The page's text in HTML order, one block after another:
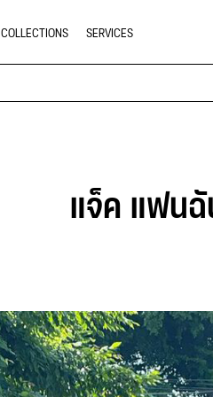
COLLECTIONS SERVICES
แจ็ค แฟนฉั